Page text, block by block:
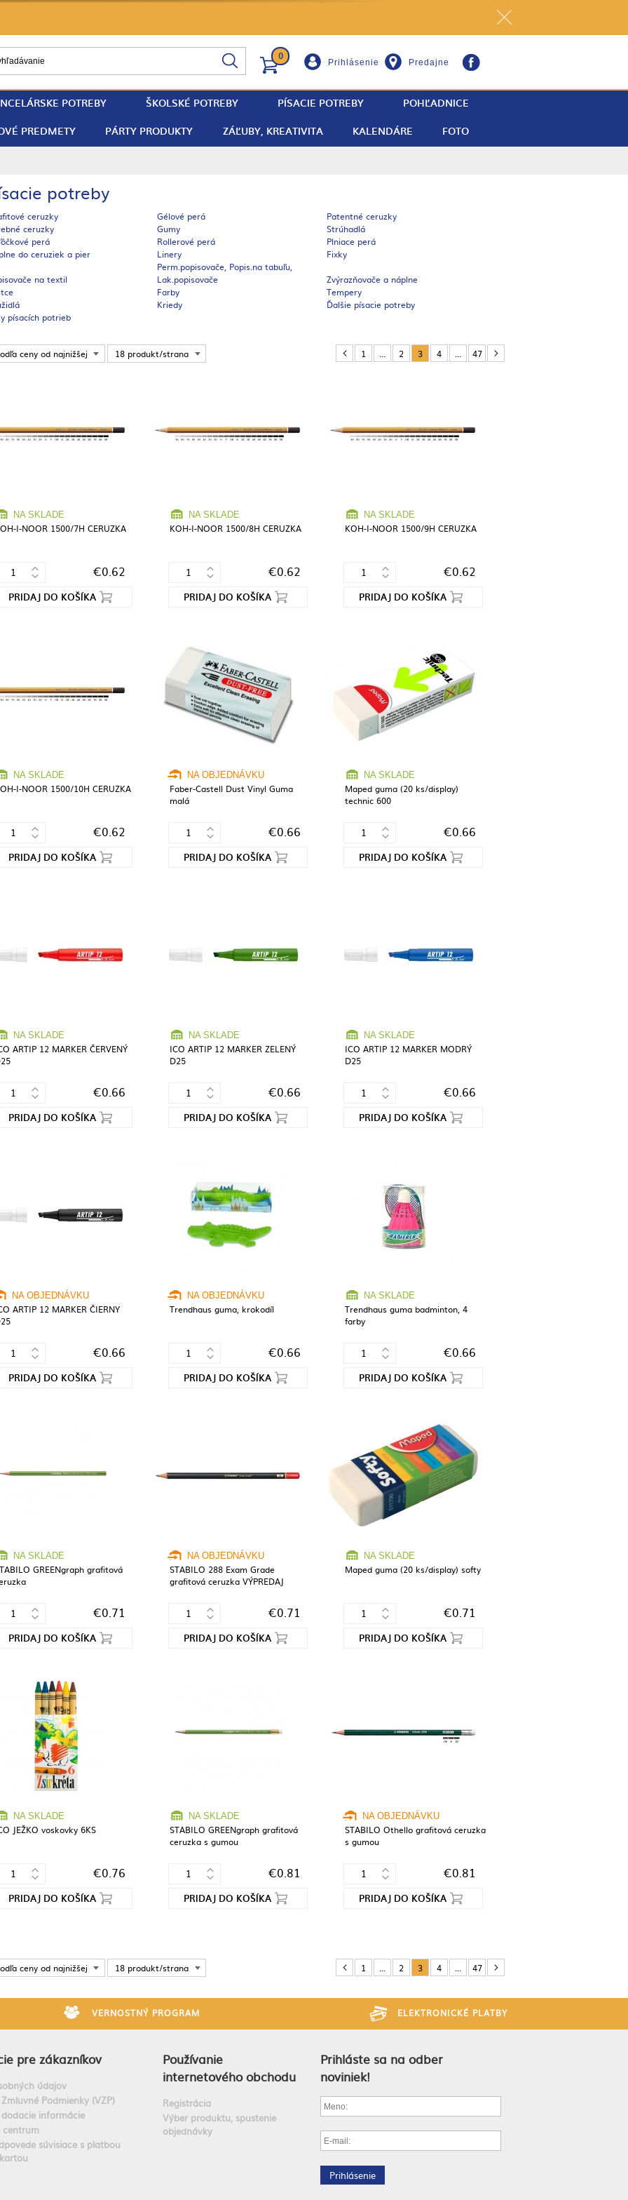
0
Prihlásenie Predajne
POTREBY ŠKOLSKÉ POTREBY PÍSACIE POTREBY
POHĽADNICE
PREDMETY
PÁRTY PRODUKTY ZÁĽUBY, KREATIVITA KALENDÁRE FOTO
potreby
ceruzky Gélové perá
Patentné ceruzky
ceruzky
Gumy
Strúhadlá
perá
Rollerové perá
Plniace perá
do ceruziek a pier
Linery
Fixky
na textil
Perm.popisovače, Popis.na tabuľu,
Lak.popisovače
Zvýrazňovače a náplne
Farby
Tempery
Kriedy
Ďalšie písacie potreby
písacích potrieb
ceny od najnižšej 18 produkt/strana 1 ... 2 3 4 ... 47
NA SKLADE
I-NOOR 1500/7H CERUZKA
€0.62
PRIDAJ DO KOŠÍKA
NA SKLADE
KOH-I-NOOR 1500/8H CERUZKA
€0.62
PRIDAJ DO KOŠÍKA
NA SKLADE
KOH-I-NOOR 1500/9H CERUZKA
€0.62
PRIDAJ DO KOŠÍKA
NA SKLADE
I-NOOR 1500/10H CERUZKA
€0.62
PRIDAJ DO KOŠÍKA
NA OBJEDNÁVKU
Faber-Castell Dust Vinyl Guma
malá
€0.66
PRIDAJ DO KOŠÍKA
NA SKLADE
Maped guma (20 ks/display)
technic 600
€0.66
PRIDAJ DO KOŠÍKA
NA SKLADE
ARTIP 12 MARKER ČERVENÝ
€0.66
PRIDAJ DO KOŠÍKA
NA SKLADE
ICO ARTIP 12 MARKER ZELENÝ
D25
€0.66
PRIDAJ DO KOŠÍKA
NA SKLADE
ICO ARTIP 12 MARKER MODRÝ
D25
€0.66
PRIDAJ DO KOŠÍKA
NA OBJEDNÁVKU
ARTIP 12 MARKER ČIERNY
€0.66
PRIDAJ DO KOŠÍKA
NA OBJEDNÁVKU
Trendhaus guma, krokodíl
€0.66
PRIDAJ DO KOŠÍKA
NA SKLADE
Trendhaus guma badminton, 4
farby
€0.66
PRIDAJ DO KOŠÍKA
NA SKLADE
GREENgraph grafitová
€0.71
PRIDAJ DO KOŠÍKA
NA OBJEDNÁVKU
STABILO 288 Exam Grade
grafitová ceruzka VÝPREDAJ
€0.71
PRIDAJ DO KOŠÍKA
NA SKLADE
Maped guma (20 ks/display) softy
€0.71
PRIDAJ DO KOŠÍKA
NA SKLADE
JEŽKO voskovky 6KS
€0.76
PRIDAJ DO KOŠÍKA
NA SKLADE
STABILO GREENgraph grafitová
ceruzka s gumou
€0.81
PRIDAJ DO KOŠÍKA
NA OBJEDNÁVKU
STABILO Othello grafitová ceruzka
s gumou
€0.81
PRIDAJ DO KOŠÍKA
ceny od najnižšej 18 produkt/strana 1 ... 2 3 4 ... 47
VERNOSTNÝ PROGRAM ELEKTRONICKÉ PLATBY
pre zákazníkov
údajov
Podmienky (VZP)
informácie
centrum
súvisiace s platbou
Používanie
internetového obchodu
Registrácia
Výber produktu, spustenie
objednávky
Prihláste sa na odber
noviniek!